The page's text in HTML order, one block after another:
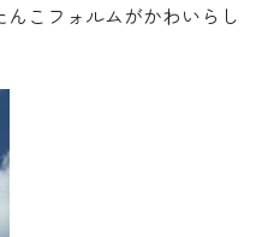
こフォルムがかわいらし